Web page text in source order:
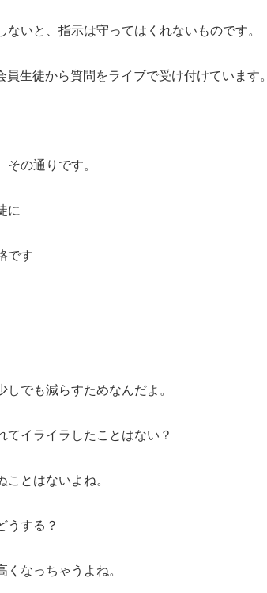
いと、指示は守ってはくれないものです。
生徒から質問をライブで受け付けています。
その通りです。
に
です
でも減らすためなんだよ。
てイライラしたことはない？
とはないよね。
うする？
なっちゃうよね。